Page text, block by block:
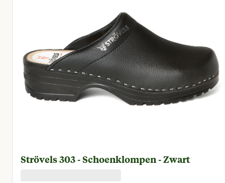
Strövels 303 - Schoenklompen - Zwart